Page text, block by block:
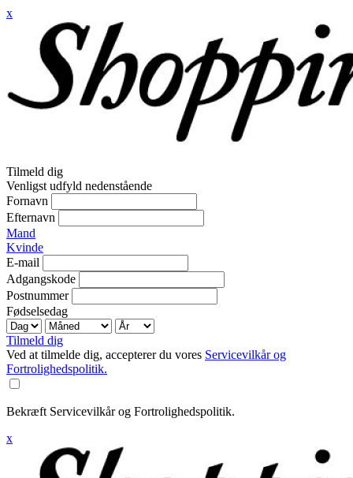
x
Tilmeld dig
Venligst udfyld nedenstående
Fornavn
Efternavn
Mand
Kvinde
E-mail
Adgangskode
Postnummer
Fødselsedag
Tilmeld dig
Ved at tilmelde dig, accepterer du vores Servicevilkår og
Fortrolighedspolitik.
Bekræft Servicevilkår og Fortrolighedspolitik.
x